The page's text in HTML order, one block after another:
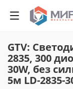
GTV:
2835, 300
30W, без
5м LD-2835-